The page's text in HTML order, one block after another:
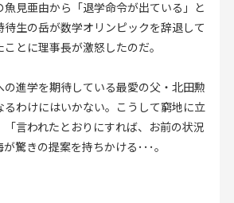
見亜由から「退学命令が出ている」と
生の岳が数学オリンピックを辞退して
とに理事長が激怒したのだ。
の進学を期待している最愛の父・北田勲
るわけにはいかない。こうして窮地に立
言われたとおりにすれば、お前の状況
驚きの提案を持ちかける･･･。